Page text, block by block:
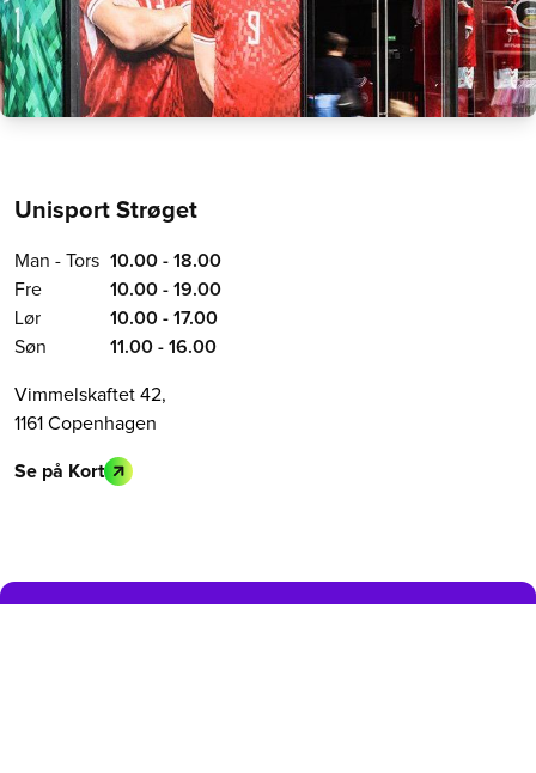
Unisport Strøget
Man - Tors 10.00 - 18.00
Fre
10.00 - 19.00
Lør
10.00 - 17.00
Søn
11.00 - 16.00
Vimmelskaftet 42,
1161 Copenhagen
Se på Kort